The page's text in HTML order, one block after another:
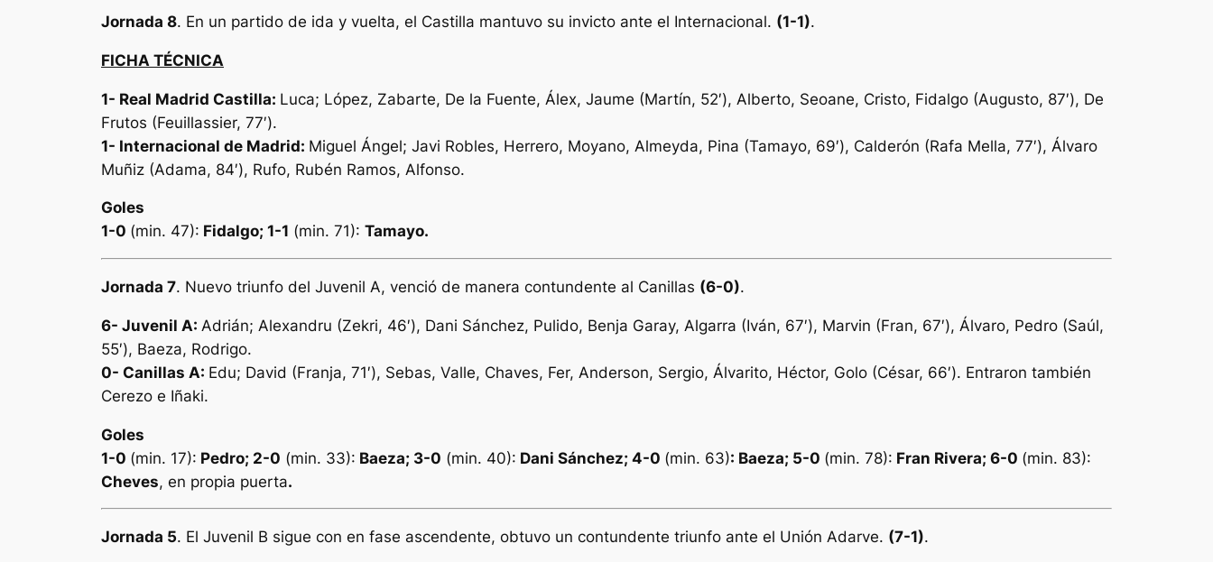
Jornada 8. En un partido de ida y vuelta, el Castilla mantuvo su invicto ante el Internacional. (1-1).
FICHA TÉCNICA
1- Real Madrid Castilla: Luca; López, Zabarte, De la Fuente, Álex, Jaume (Martín, 52′), Alberto, Seoane, Cristo, Fidalgo (Augusto, 87′), De
Frutos (Feuillassier, 77′).
1- Internacional de Madrid: Miguel Ángel; Javi Robles, Herrero, Moyano, Almeyda, Pina (Tamayo, 69′), Calderón (Rafa Mella, 77′), Álvaro
Muñiz (Adama, 84′), Rufo, Rubén Ramos, Alfonso.
Goles
1-0 (min. 47): Fidalgo; 1-1 (min. 71): Tamayo.
Jornada 7. Nuevo triunfo del Juvenil A, venció de manera contundente al Canillas (6-0).
6- Juvenil A: Adrián; Alexandru (Zekri, 46′), Dani Sánchez, Pulido, Benja Garay, Algarra (Iván, 67′), Marvin (Fran, 67′), Álvaro, Pedro (Saúl,
55′), Baeza, Rodrigo.
0- Canillas A: Edu; David (Franja, 71′), Sebas, Valle, Chaves, Fer, Anderson, Sergio, Álvarito, Héctor, Golo (César, 66′). Entraron también
Cerezo e Iñaki.
Goles
1-0 (min. 17): Pedro; 2-0 (min. 33): Baeza; 3-0 (min. 40): Dani Sánchez; 4-0 (min. 63): Baeza; 5-0 (min. 78): Fran Rivera; 6-0 (min. 83):
Cheves, en propia puerta.
Jornada 5. El Juvenil B sigue con en fase ascendente, obtuvo un contundente triunfo ante el Unión Adarve. (7-1).